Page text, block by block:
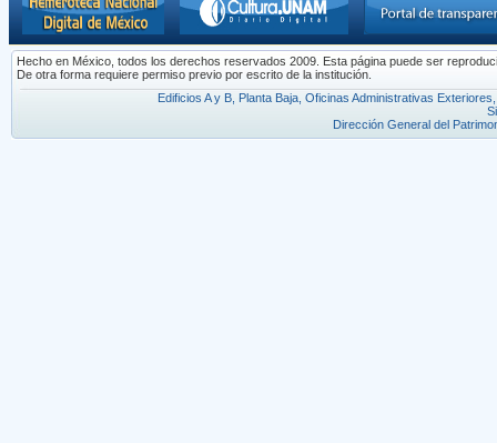
Hecho en México, todos los derechos reservados 2009. Esta página puede ser
De otra forma requiere permiso previo por escrito de la institución.
Edificios A y B, Planta Baja, Oficinas Administrativas
Dirección General del